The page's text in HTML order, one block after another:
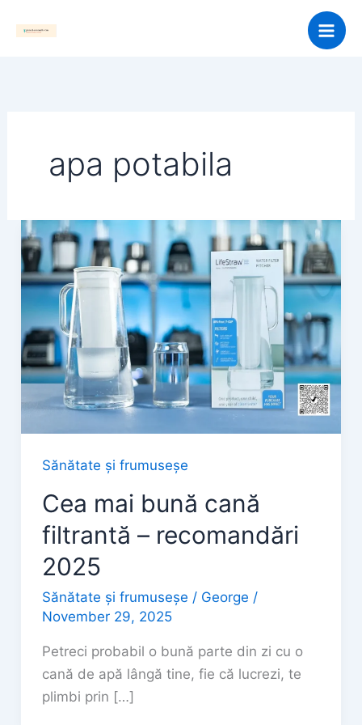
apa potabila
Sănătate și frumuseșe
Cea mai bună cană
filtrantă – recomandări
2025
Sănătate și frumuseșe / George /
November 29, 2025
Petreci probabil o bună parte din zi cu o
cană de apă lângă tine, fie că lucrezi, te
plimbi prin […]